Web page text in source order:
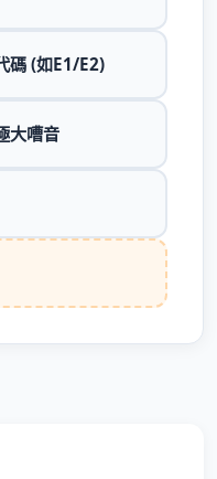
碼 (如E1/E2)
大嘈音